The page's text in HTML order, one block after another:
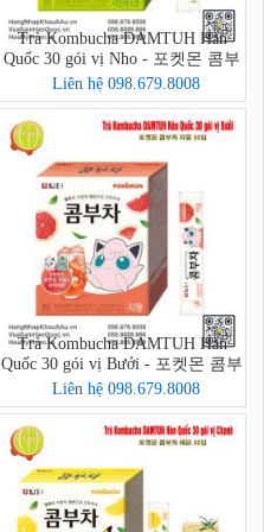
Trà Kombucha DAMTUH Hàn
Quốc 30 gói vị Nho - 포켓몬 콤부
차 샤인머스캣 30입
Liên hệ 098.679.8008
Trà Kombucha DAMTUH Hàn
Quốc 30 gói vị Bưởi - 포켓몬 콤부
차 자몽 30입
Liên hệ 098.679.8008